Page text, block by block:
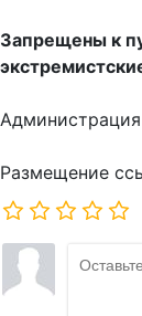
Запрещены к
Администрация
Размещение